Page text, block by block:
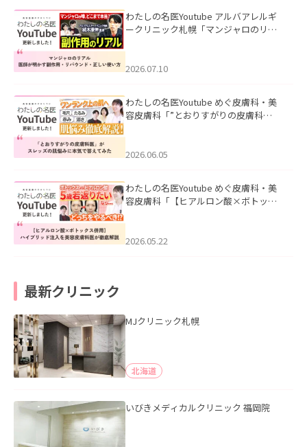
わたしの名医Youtube アルバアレルギ
ークリニック札幌「マンジャロのリア
た。
2026.07.10
わたしの名医Youtube めぐ皮膚科・美
容皮膚科「”とおりすがりの皮膚科
2026.06.05
わたしの名医Youtube めぐ皮膚科・美
容皮膚科「【ヒアルロン酸×ボトック
た。
2026.05.22
最新クリニック
MJクリニック札幌
北海道
いびきメディカルクリニック 福岡院